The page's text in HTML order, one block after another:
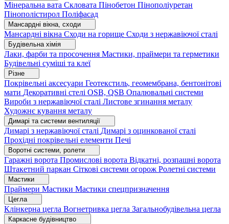
Мінеральна вата Скловата Пінобетон Пінополіуретан
Пінополістирол Поліфасад
Мансардні вікна, сходи
Мансардні вікна Сходи на горище Сходи з нержавіючої сталі
Будівельна хімія
Лаки, фарби та просочення Мастики, праймери та герметики
Будівельні суміші та клеї
Різне
Покрівельні аксесуари Геотекстиль, геомембрана, бентонітові
мати Декоративні стелі OSB, QSB Опалювальні системи
Вироби з нержавіючої сталі Листове згинання металу
Художнє кування металу
Димарі та системи вентиляції
Димарі з нержавіючої сталі Димарі з оцинкованої сталі
Прохідні покрівельні елементи Печі
Воротні системи, ролети
Гаражні ворота Промислові ворота Відкатні, розпашні ворота
Штакетний паркан Сіткові системи огорож Ролетні системи
Мастики
Праймери Мастики Мастики спецпризначення
Цегла
Клінкерна цегла Вогнетривка цегла Загальнобудівельна цегла
Каркасне будівництво